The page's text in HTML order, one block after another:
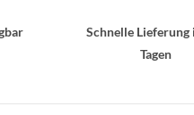
Schnelle Lieferung
Tagen